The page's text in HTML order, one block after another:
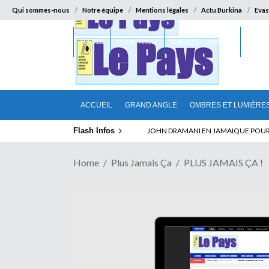
Qui sommes-nous Notre équipe Mentions légales Actu Burkina
ACCUEIL GRAND ANGLE OMBRES ET
ACCUEIL GRAND ANGLE OMBRES ET LUMIÈRES
Flash Infos JOHN DRAMANI EN JAMAIQUE
ELECTION DE TALON A LA TETE
Home Plus Jamais Ça PLUS JAMAIS ÇA !